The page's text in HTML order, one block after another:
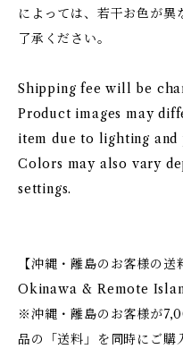
によっては、若干お色が異
了承ください。
Shipping fee will be
Product images may
item due to lighting
Colors may also vary
settings.
【沖縄・離島のお客様の
Okinawa & Remote
※沖縄・離島のお客様が
品の「送料」を同時にご購